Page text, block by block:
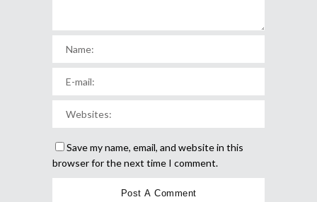
Save my name, email, and website in this
browser for the next time I comment.